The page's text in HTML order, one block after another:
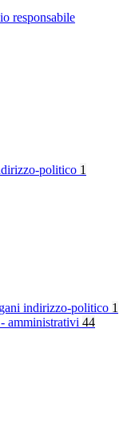
responsabile
politico 1
indirizzo-politico 1
amministrativi 44